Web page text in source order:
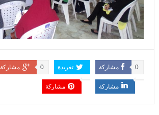
مشاركة 0 تغريدة مشاركة 0
مشاركة مشاركة